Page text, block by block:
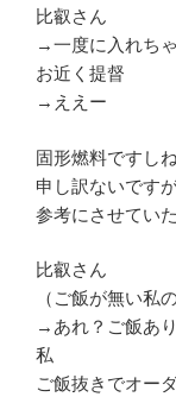
比叡さん
→一度に入れち
お近く提督
→ええー
固形燃料ですしね
申し訳ないです
参考にさせてい
比叡さん
（ご飯が無い私
→あれ？ご飯あ
私
ご飯抜きでオー